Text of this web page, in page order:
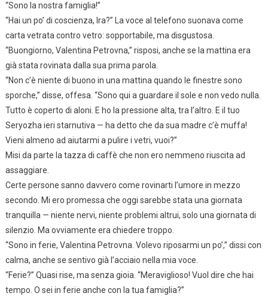
“Sono la nostra famiglia!”
“Hai un po’ di coscienza, Ira?” La voce al telefono suonava come
carta vetrata contro vetro: sopportabile, ma disgustosa.
“Buongiorno, Valentina Petrovna,” risposi, anche se la mattina era
già stata rovinata dalla sua prima parola.
“Non c’è niente di buono in una mattina quando le finestre sono
sporche,” disse, offesa. “Sono qui a guardare il sole e non vedo nulla.
Tutto è coperto di aloni. E ho la pressione alta, tra l’altro. E il tuo
Seryozha ieri starnutiva — ha detto che da sua madre c’è muffa!
Vieni almeno ad aiutarmi a pulire i vetri, vuoi?”
Misi da parte la tazza di caffè che non ero nemmeno riuscita ad
assaggiare.
Certe persone sanno davvero come rovinarti l’umore in mezzo
secondo. Mi ero promessa che oggi sarebbe stata una giornata
tranquilla — niente nervi, niente problemi altrui, solo una giornata di
silenzio. Ma ovviamente era chiedere troppo.
“Sono in ferie, Valentina Petrovna. Volevo riposarmi un po’,” dissi con
calma, anche se sentivo già l’acciaio nella mia voce.
“Ferie?” Quasi rise, ma senza gioia. “Meraviglioso! Vuol dire che hai
tempo. O sei in ferie anche con la tua famiglia?”